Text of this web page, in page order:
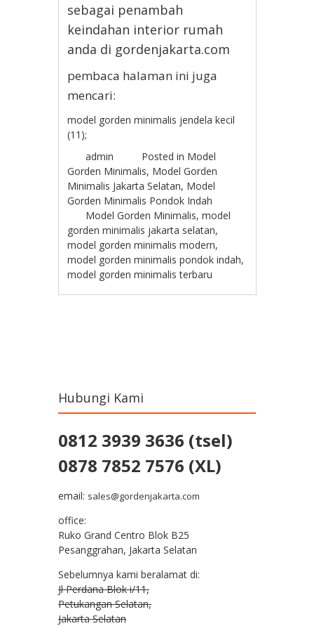
sebagai penambah
keindahan interior rumah
anda di gordenjakarta.com
pembaca halaman ini juga
mencari:
model gorden minimalis jendela kecil
(11);
admin
Posted in Model
Gorden Minimalis, Model Gorden
Minimalis Jakarta Selatan, Model
Gorden Minimalis Pondok Indah
Model Gorden Minimalis,model
gorden minimalis jakarta selatan,
model gorden minimalis modern,
model gorden minimalis pondok indah,
model gorden minimalis terbaru
Hubungi Kami
0812 3939 3636 (tsel)
0878 7852 7576 (XL)
email: sales@gordenjakarta.com
office:
Ruko Grand Centro Blok B25
Pesanggrahan, Jakarta Selatan
Sebelumnya kami beralamat di:
Jl Perdana Blok i/11,
Petukangan Selatan,
Jakarta Selatan